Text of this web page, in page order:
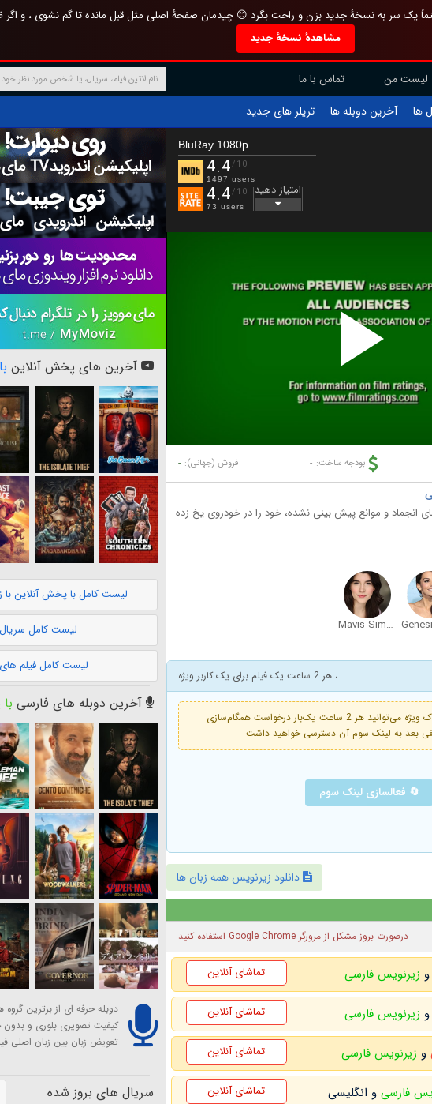
یک سر به نسخهٔ جدید بزن و راحت بگرد 😊 چیدمان صفحهٔ اصلی مثل قبل مانده تا گم نشوی ، و
مشاهدهٔ نسخهٔ جدید
لیست من
تماس با ما
ها آخرین دوبله ها تریلر های جدید
BluRay 1080p
4.4/10
1497 users
4.4/10
73 users
امتیاز دهید
بودجه ساخت: - فروش (جهانی): -
و موانع پیش بینی نشده، خود را در خودروی یخ زده
Mavis Simpson-Ernst
، هر 2 ساعت یک فیلم برای یک کاربر ویژه
فعال است. با خرید اشتراک ویژه می‌توانید هر 2 ساعت یک‌بار درخواست همگام‌سازی
🔄 فعالسازی لینک سوم
دانلود زیرنویس همه زبان ها
درصورت بروز مشکل از مرورگر Google Chrome استفاده کنید
و زیرنویس فارسی تماشای آنلاین
و زیرنویس فارسی تماشای آنلاین
و زیرنویس فارسی تماشای آنلاین
فارسی و انگلیسی تماشای آنلاین
آخرین های پخش آنلاین
لیست کامل با پخش آنلاین
لیست کامل
لیست کامل فیلم های
آخرین دوبله های فارسی
دوبله حرفه ای از برترین گروه
کیفیت تصویری بلوری و بدون
تعویض زبان بین زبان اصلی
سریال های بروز شده